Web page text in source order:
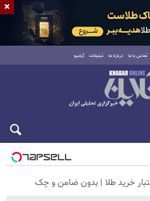
تماس با ما درباره ما تبلیغات آرشیو
×